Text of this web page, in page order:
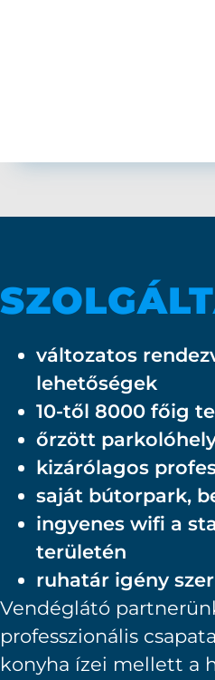
változatos
lehetőségek
10-től 8000 főig
őrzött
kizárólagos
saját bútorpark,
ingyenes wifi a
területén
ruhatár igény
Vendéglátó
professzionális
konyha ízei mellett a